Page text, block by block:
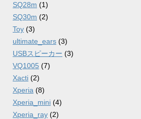
SQ28m (1)
SQ30m (2)
Toy (3)
ultimate_ears (3)
USBスピーカー (3)
VQ1005 (7)
Xacti (2)
Xperia (8)
Xperia_mini (4)
Xperia_ray (2)